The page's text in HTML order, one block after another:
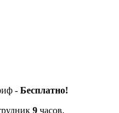
- Бесплатно!
9 часов.